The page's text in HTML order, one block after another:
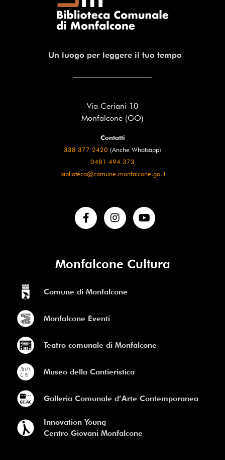
Un luogo per leggere il tuo tempo
Via Ceriani 10
Monfalcone (GO)
Contatti
338 377 2420 (Anche Whatsapp)
0481 494 373
biblioteca@comune.monfalcone.go.it
Monfalcone Cultura
Comune di Monfalcone
Monfalcone Eventi
Teatro comunale di Monfalcone
Museo della Cantieristica
Galleria Comunale d’Arte Contemporanea
Innovation Young
Centro Giovani Monfalcone